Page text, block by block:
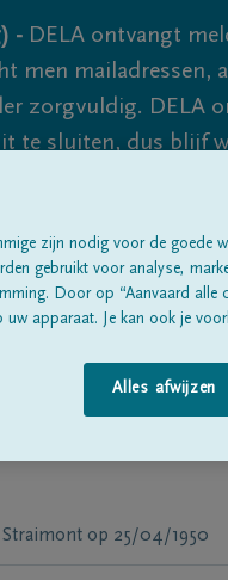
- DELA ontvangt
men mailadressen,
zorgvuldig. DELA
te sluiten, dus blijf
Alle
Straimont op 25/04/1950
zijn nodig voor de goede
gebruikt voor analyse,
Door op “Aanvaard alle
apparaat. Je kan ook je
Alles afwijzen